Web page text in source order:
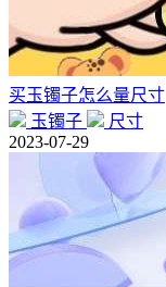
买玉镯子怎么量尺寸
玉镯子
尺寸
2023-07-29